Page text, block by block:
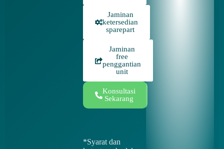
Jaminan
ketersedian
sparepart
Jaminan
free
penggantian
unit
Konsultasi
Sekarang
*Syarat dan